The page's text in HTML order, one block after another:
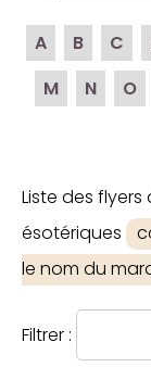
A B C
M
N O
Liste des
ésotériques
le nom du
Filtrer :